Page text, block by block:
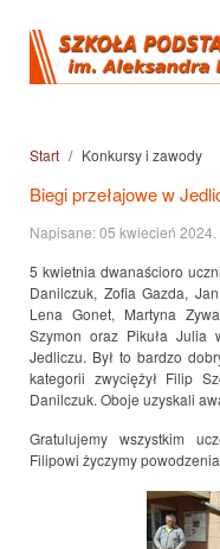
Start Konkursy i zawody
Biegi przełajowe w
Napisane:05 kwiecień 2024
5 kwietnia dwanaścioro
Danilczuk, Zofia Gazda,
Lena Gonet, Martyna
Szymon oraz Pikuła Julia
Jedliczu. Był to bardzo
kategorii zwyciężył Filip
Danilczuk. Oboje uzyskali
Gratulujemy wszystkim
Filipowi życzymy